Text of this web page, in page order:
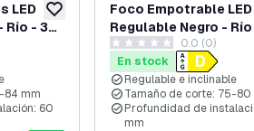
añadir a lista de deseos
LED
- 3W
pack
84 mm
60
Foco Empotrable LED
Regulable Negro -
6500K - ø85mm
0 estrellas de puntuación
0.0 (0)
En stock
Regulable e inclinable
Tamaño de corte: 75-80
Profundidad de
mm